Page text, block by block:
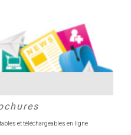
et téléchargeables en ligne